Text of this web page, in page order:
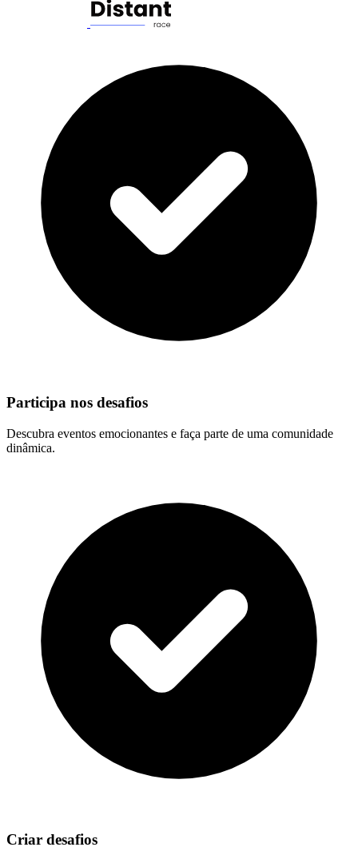
Participa nos desafios
Descubra eventos emocionantes e faça parte de uma comunidade
dinâmica.
Criar desafios